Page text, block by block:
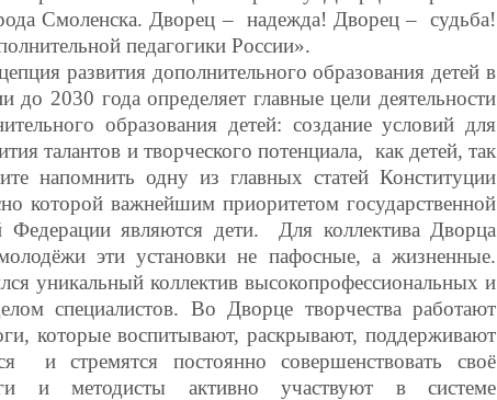
Смоленска. Дворец – надежда! Дворец – судьба!
педагогики России».
развития дополнительного образования детей в
до 2030 года определяет главные цели деятельности
образования детей: создание условий для
талантов и творческого потенциала, как детей, так
напомнить одну из главных статей Конституции
которой важнейшим приоритетом государственной
Федерации являются дети. Для коллектива Дворца
эти установки не пафосные, а жизненные.
уникальный коллектив высокопрофессиональных и
специалистов. Во Дворце творчества работают
которые воспитывают, раскрывают, поддерживают
и стремятся постоянно совершенствовать своё
и методисты активно участвуют в системе